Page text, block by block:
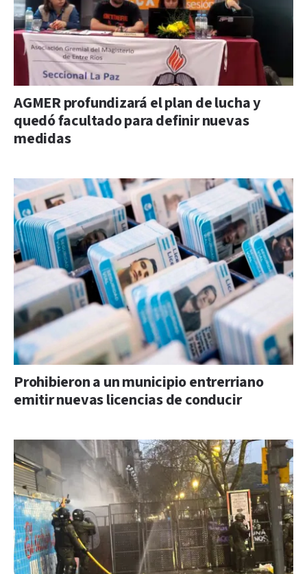
AGMER profundizará el plan de lucha y
quedó facultado para definir nuevas
medidas
Prohibieron a un municipio entrerriano
emitir nuevas licencias de conducir